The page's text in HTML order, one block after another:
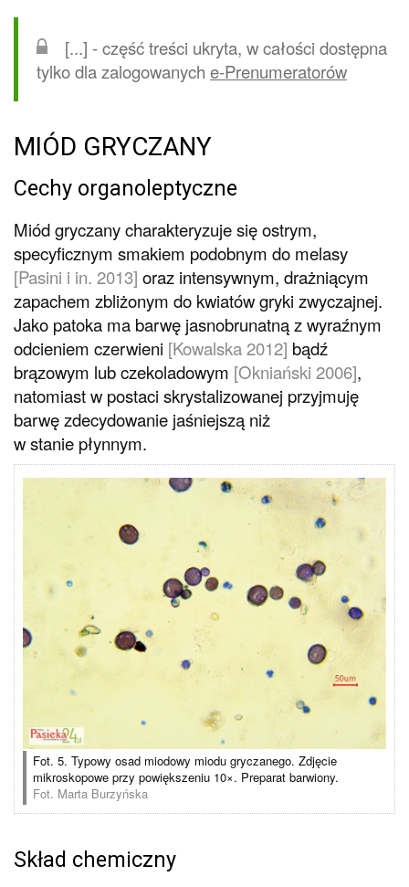
[...] - część treści ukryta, w całości dostępna
tylko dla zalogowanych e-Prenumeratorów
MIÓD GRYCZANY
Cechy organoleptyczne
Miód gryczany charakteryzuje się ostrym,
specyficznym smakiem podobnym do melasy
[Pasini i in. 2013] oraz intensywnym, drażniącym
zapachem zbliżonym do kwiatów gryki zwyczajnej.
Jako patoka ma barwę jasnobrunatną z wyraźnym
odcieniem czerwieni [Kowalska 2012] bądź
brązowym lub czekoladowym [Okniański 2006],
natomiast w postaci skrystalizowanej przyjmuję
barwę zdecydowanie jaśniejszą niż
w stanie płynnym.
Fot. 5. Typowy osad miodowy miodu gryczanego. Zdjęcie
mikroskopowe przy powiększeniu 10×. Preparat barwiony.
Fot. Marta Burzyńska
Skład chemiczny